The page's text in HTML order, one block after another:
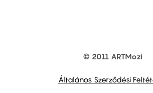
© 2011 ARTMozi
Általános Szerződési